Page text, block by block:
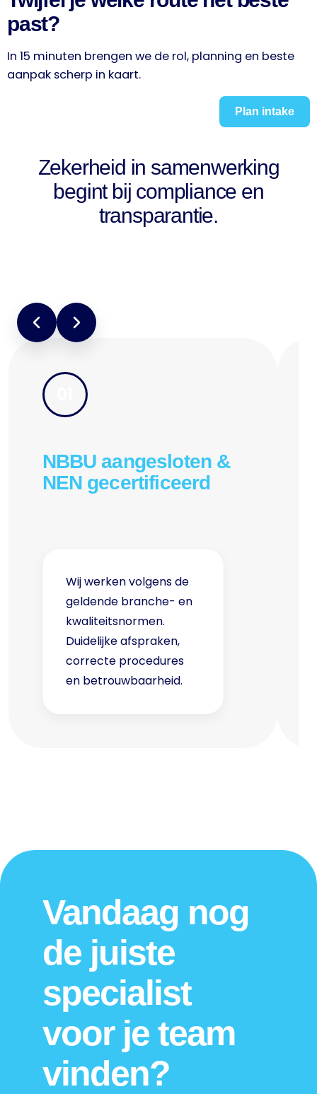
past?
In 15 minuten brengen we de rol, planning en beste
aanpak scherp in kaart.
Plan intake
Zekerheid in samenwerking
begint bij compliance en
transparantie.
NBBU aangesloten &
NEN gecertificeerd
Wij werken volgens de
geldende branche- en
kwaliteitsnormen.
Duidelijke afspraken,
correcte procedures
en betrouwbaarheid.
Vandaag nog
de juiste
specialist
voor je team
vinden?